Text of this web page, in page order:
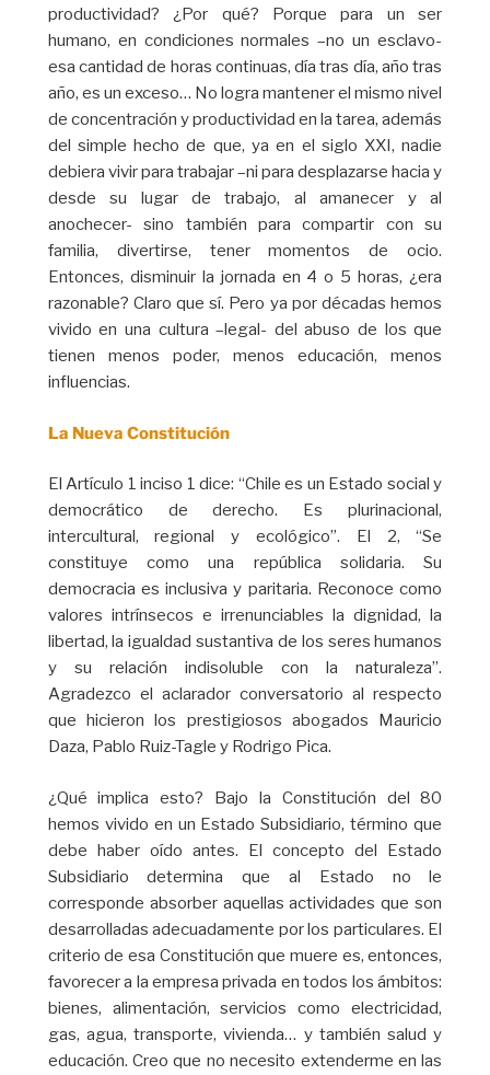
productividad? ¿Por qué? Porque para un ser
humano, en condiciones normales –no un esclavo-
esa cantidad de horas continuas, día tras día, año tras
año, es un exceso… No logra mantener el mismo nivel
de concentración y productividad en la tarea, además
del simple hecho de que, ya en el siglo XXI, nadie
debiera vivir para trabajar –ni para desplazarse hacia y
desde su lugar de trabajo, al amanecer y al
anochecer- sino también para compartir con su
familia, divertirse, tener momentos de ocio.
Entonces, disminuir la jornada en 4 o 5 horas, ¿era
razonable? Claro que sí. Pero ya por décadas hemos
vivido en una cultura –legal- del abuso de los que
tienen menos poder, menos educación, menos
influencias.
La Nueva Constitución
El Artículo 1 inciso 1 dice: “Chile es un Estado social y
democrático de derecho. Es plurinacional,
intercultural, regional y ecológico”. El 2, “Se
constituye como una república solidaria. Su
democracia es inclusiva y paritaria. Reconoce como
valores intrínsecos e irrenunciables la dignidad, la
libertad, la igualdad sustantiva de los seres humanos
y su relación indisoluble con la naturaleza”.
Agradezco el aclarador conversatorio al respecto
que hicieron los prestigiosos abogados Mauricio
Daza, Pablo Ruiz-Tagle y Rodrigo Pica.
¿Qué implica esto? Bajo la Constitución del 80
hemos vivido en un Estado Subsidiario, término que
debe haber oído antes. El concepto del Estado
Subsidiario determina que al Estado no le
corresponde absorber aquellas actividades que son
desarrolladas adecuadamente por los particulares. El
criterio de esa Constitución que muere es, entonces,
favorecer a la empresa privada en todos los ámbitos:
bienes, alimentación, servicios como electricidad,
gas, agua, transporte, vivienda… y también salud y
educación. Creo que no necesito extenderme en las